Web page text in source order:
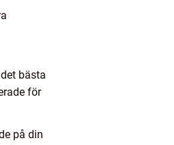
bästa
för
på din